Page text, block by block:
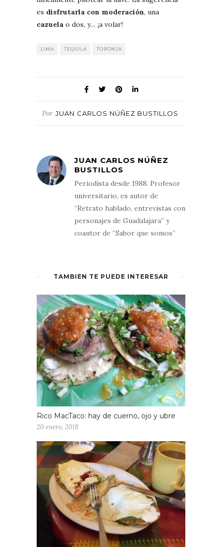
es disfrutarla con moderación, una
cazuela o dos, y… ¡a volar!
LIMA TEQUILA TORONJA
Por JUAN CARLOS NÚÑEZ BUSTILLOS
JUAN CARLOS NÚÑEZ
BUSTILLOS
Periodista desde 1988. Profesor
universitario, es autor de
“Retrato hablado, entrevistas con
personajes de Guadalajara” y
coautor de “Sabor que somos”
TAMBIÉN TE PUEDE INTERESAR
Rico MacTaco: hay de cuerno, ojo y ubre
20 enero, 2018